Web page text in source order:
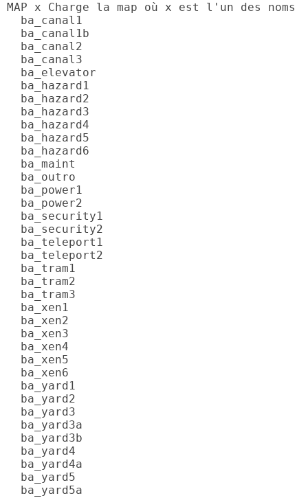
MAP x Charge la map où x est l'un des noms
  ba_canal1
  ba_canal1b
  ba_canal2
  ba_canal3
  ba_elevator
  ba_hazard1
  ba_hazard2
  ba_hazard3
  ba_hazard4
  ba_hazard5
  ba_hazard6
  ba_maint
  ba_outro
  ba_power1
  ba_power2
  ba_security1
  ba_security2
  ba_teleport1
  ba_teleport2
  ba_tram1
  ba_tram2
  ba_tram3
  ba_xen1
  ba_xen2
  ba_xen3
  ba_xen4
  ba_xen5
  ba_xen6
  ba_yard1
  ba_yard2
  ba_yard3
  ba_yard3a
  ba_yard3b
  ba_yard4
  ba_yard4a
  ba_yard5
  ba_yard5a